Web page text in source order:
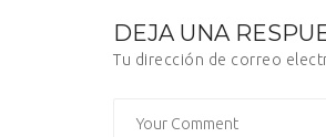
DEJA UNA
Tu dirección de correo